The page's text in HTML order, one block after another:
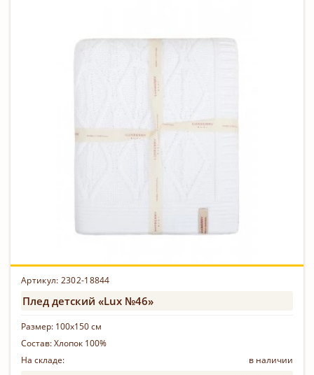
Артикул: 2302-18844
Плед детский «Lux №46»
Размер: 100х150 см
Состав:Хлопок 100%
На складе:
в наличии